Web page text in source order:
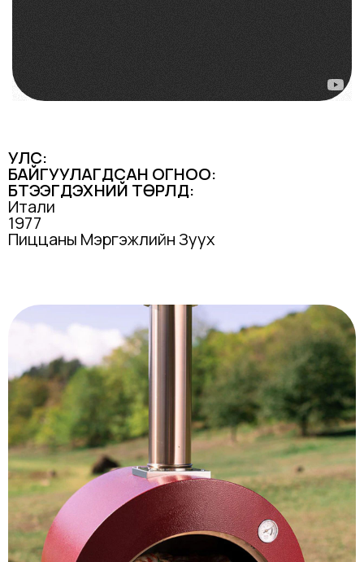
УЛС:
БАЙГУУЛАГДСАН ОГНОО:
БҮТЭЭГДЭХҮҮНИЙ ТӨРЛҮҮД:
Итали
1977
Пиццаны Мэргэжлийн Зуух